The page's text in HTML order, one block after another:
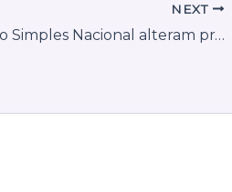
NEXT
Novas regras do Simples Nacional alteram prazos e emissão de notas em Rio das Ostras (RJ)